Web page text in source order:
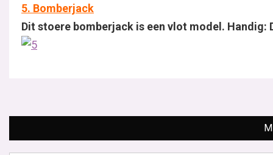
5. Bomberjack
Dit stoere bomberjack is een vlot model. Handig: